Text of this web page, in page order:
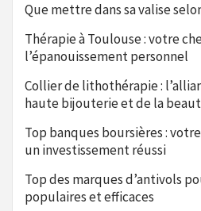
Que mettre dans sa valise
Thérapie à Toulouse : votre
l’épanouissement personnel
Collier de lithothérapie :
haute bijouterie et de la
Top banques boursières :
un investissement réussi
Top des marques d’antivols
populaires et efficaces